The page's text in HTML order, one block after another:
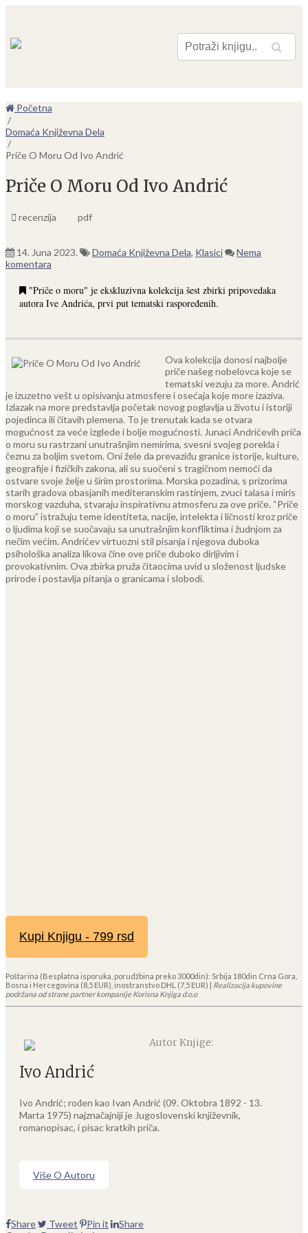
Pretraga
Početna
/
Domaća Književna Dela
/
Priče O Moru Od Ivo Andrić
Priče O Moru Od Ivo Andrić
recenzija pdf
14. Juna 2023. Domaća Književna Dela, Klasici
Nema
komentara
"Priče o moru" je ekskluzivna kolekcija šest zbirki pripovedaka
autora Ive Andrića, prvi put tematski raspoređenih.
Ova kolekcija donosi najbolje
priče našeg nobelovca koje se
tematski vezuju za more. Andrić
je izuzetno vešt u opisivanju atmosfere i osećaja koje more izaziva.
Izlazak na more predstavlja početak novog poglavlja u životu i istoriji
pojedinca ili čitavih plemena. To je trenutak kada se otvara
mogućnost za veće izglede i bolje mogućnosti. Junaci Andrićevih priča
o moru su rastrzani unutrašnjim nemirima, svesni svojeg porekla i
čeznu za boljim svetom. Oni žele da prevaziđu granice istorije, kulture,
geografije i fizičkih zakona, ali su suočeni s tragičnom nemoći da
ostvare svoje želje u širim prostorima. Morska pozadina, s prizorima
starih gradova obasjanih mediteranskim rastinjem, zvuci talasa i miris
morskog vazduha, stvaraju inspirativnu atmosferu za ove priče. “Priče
o moru” istražuju teme identiteta, nacije, intelekta i ličnosti kroz priče
o ljudima koji se suočavaju sa unutrašnjim konfliktima i žudnjom za
nečim većim. Andrićev virtuozni stil pisanja i njegova duboka
psihološka analiza likova čine ove priče duboko dirljivim i
provokativnim. Ova zbirka pruža čitaocima uvid u složenost ljudske
prirode i postavlja pitanja o granicama i slobodi.
Kupi Knjigu - 799 rsd
Poštarina (Besplatna isporuka, porudžbina preko 3000din): Srbija 180din Crna Gora,
Bosna i Hercegovina (8,5 EUR), inostranstvo DHL (7,5 EUR) | Realizacija kupovine
podržana od strane partner kompanije Korisna Knjiga d.o.o
Autor Knjige:
Ivo Andrić
Ivo Andrić; rođen kao Ivan Andrić (09. Oktobra 1892 - 13.
Marta 1975) najznačajniji je Jugoslovenski književnik,
romanopisac, i pisac kratkih priča.
Više O Autoru
Share Tweet Pin it
Share